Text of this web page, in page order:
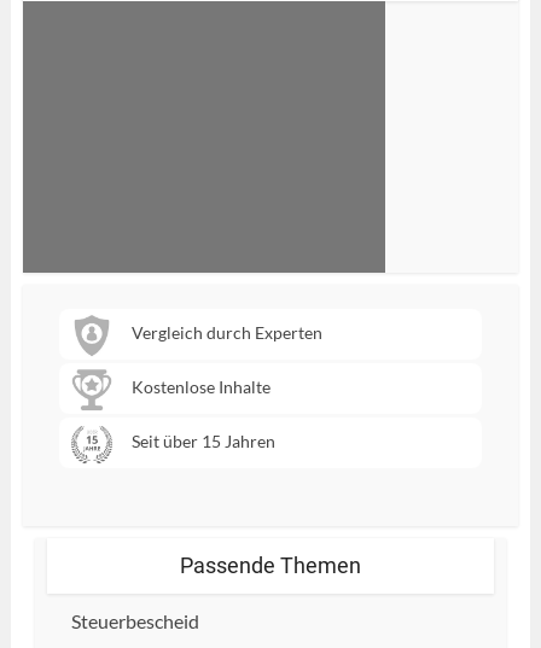
Vergleich durch Experten
Kostenlose Inhalte
Seit über 15 Jahren
Passende Themen
Steuerbescheid